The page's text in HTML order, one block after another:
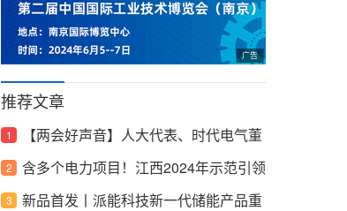
推荐文章
【两会好声音】人大代表、时代电气董
事长李东林：加快完善新型储能行业标
准体系与监管机制
含多个电力项目！江西2024年示范引领
性项目清单印发
新品首发丨派能科技新一代储能产品重